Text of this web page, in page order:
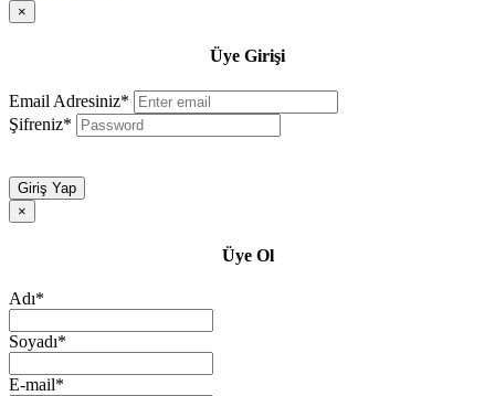
×
Üye Girişi
Email Adresiniz*
Şifreniz*
Giriş Yap
×
Üye Ol
Adı*
Soyadı*
E-mail*